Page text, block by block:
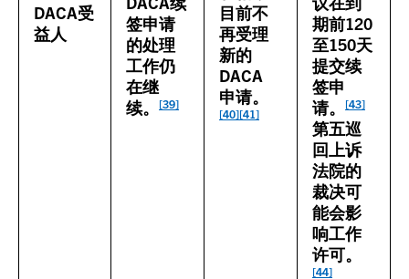
DACA受
益人
签申请
的处理
工作仍
在继
续。
[39]
目前不
再受理
新的
DACA
申请。
[40][41]
期前120
至150天
提交续
签申
请。
[43]
第五巡
回上诉
法院的
裁决可
能会影
响工作
许可。
[44]